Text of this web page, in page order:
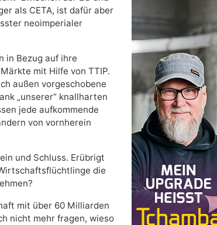
als CETA, ist dafür aber
neoimperialer
in Bezug auf ihre
mit Hilfe von TTIP.
außen vorgeschobene
„unserer“ knallharten
jede aufkommende
von vornherein
und Schluss. Erübrigt
die
mit über 60 Milliarden
nicht mehr fragen, wieso